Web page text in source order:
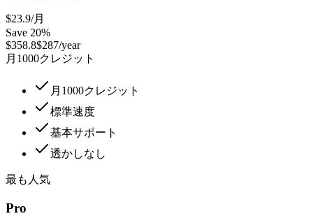
$23.9/月
Save 20%
$358.8$287/year
月1000クレジット
月1000クレジット
標準速度
基本サポート
透かしなし
最も人気
Pro